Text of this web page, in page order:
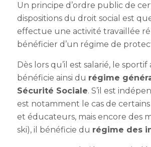
Un principe d’ordre public de
dispositions du droit social est
effectue une activité travaillée
bénéficier d’un régime de
Dès lors qu’il est salarié, le
bénéficie ainsi du régime
Sécurité Sociale. S’il est
est notamment le cas de
et éducateurs, mais encore des
ski), il bénéficie du régime des